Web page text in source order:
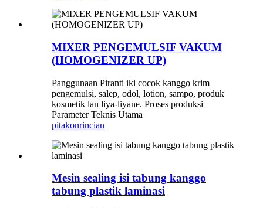
MIXER PENGEMULSIF VAKUM
(HOMOGENIZER UP)
Panggunaan Piranti iki cocok kanggo krim
pengemulsi, salep, odol, lotion, sampo, produk
kosmetik lan liya-liyane. Proses produksi
Parameter Teknis Utama
pitakonrincian
Mesin sealing isi tabung kanggo
tabung plastik laminasi